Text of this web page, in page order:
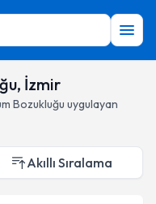
İzmir
Bozukluğu uygulayan
Akıllı Sıralama